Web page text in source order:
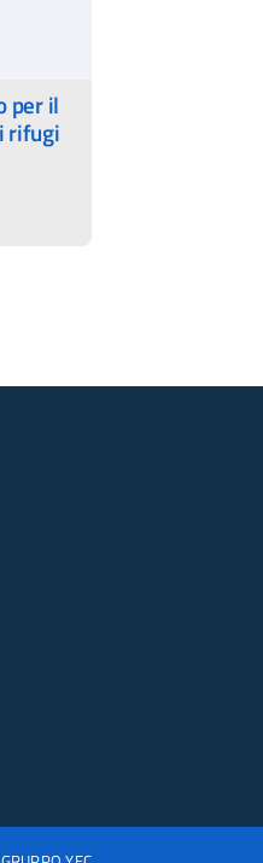
per il
rifugi